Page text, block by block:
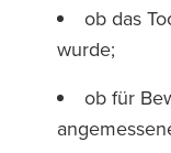
ob das
wurde;
ob für